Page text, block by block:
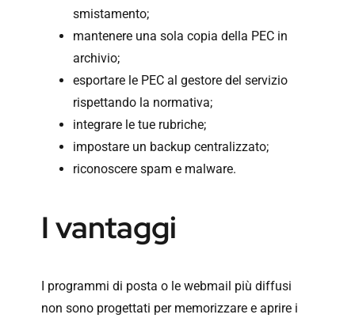
smistamento;
mantenere una sola copia della PEC in
archivio;
esportare le PEC al gestore del servizio
rispettando la normativa;
integrare le tue rubriche;
impostare un backup centralizzato;
riconoscere spam e malware.
I vantaggi
I programmi di posta o le webmail più diffusi
non sono progettati per memorizzare e aprire i